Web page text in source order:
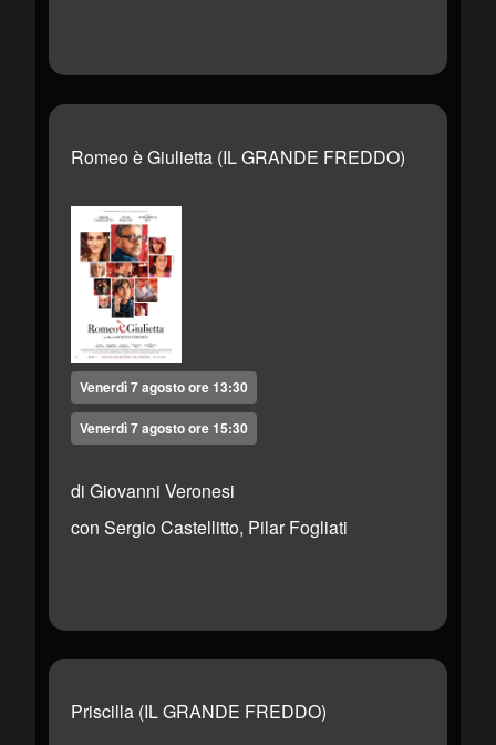
Romeo è Giulietta (IL GRANDE FREDDO)
Venerdì 7 agosto ore 13:30
Venerdì 7 agosto ore 15:30
di Giovanni Veronesi
con Sergio Castellitto, Pilar Fogliati
Priscilla (IL GRANDE FREDDO)